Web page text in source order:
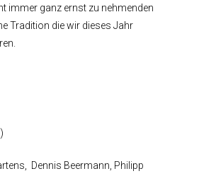
immer ganz ernst zu nehmenden
Tradition die wir dieses Jahr
Dennis Beermann, Philipp